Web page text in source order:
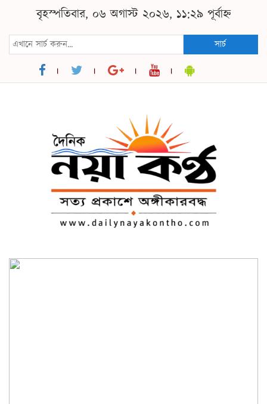
বৃহস্পতিবার, ০৬ অগাস্ট ২০২৬, ১১:২৯ পূর্বাহ্ন
সার্চ